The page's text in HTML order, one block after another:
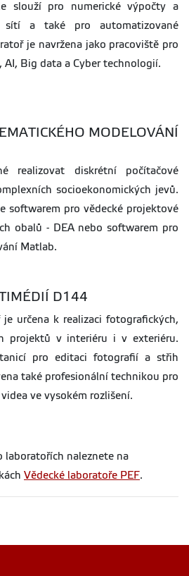
slouží pro numerické výpočty a
sítí a také pro automatizované
je navržena jako pracoviště pro
AI, Big data a Cyber technologií.
MODELOVÁNÍ
realizovat diskrétní počítačové
socioekonomických jevů.
softwarem pro vědecké projektové
obalů - DEA nebo softwarem pro
Matlab.
D144
určena k realizaci fotografických,
projektů v interiéru i v exteriéru.
pro editaci fotografií a střih
také profesionální technikou pro
ve vysokém rozlišení.
laboratořích naleznete na
Vědecké laboratoře PEF.